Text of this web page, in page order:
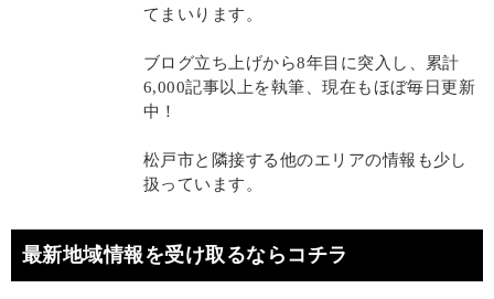
てまいります。
ブログ立ち上げから8年目に突入し、累計
6,000記事以上を執筆、現在もほぼ毎日更新
中！
松戸市と隣接する他のエリアの情報も少し
扱っています。
最新地域情報を受け取るならコチラ